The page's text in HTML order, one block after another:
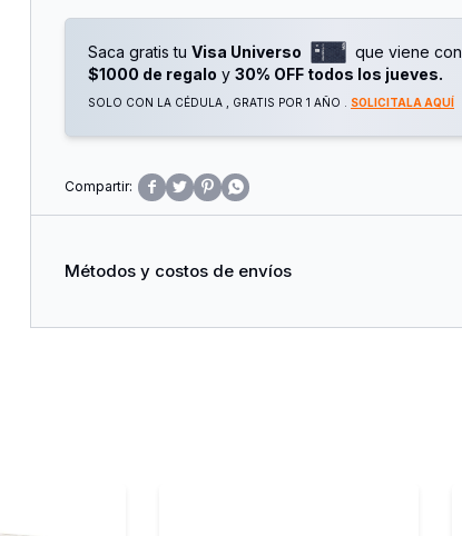
Saca gratis tu Visa Universo
que viene con
$1000 de regalo y 30% OFF todos los jueves.
SOLO CON LA CÉDULA , GRATIS POR 1 AÑO . SOLICITALA AQUÍ
   
Métodos y costos de envíos